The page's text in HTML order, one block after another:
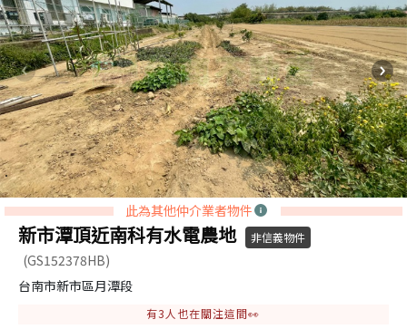
此為其他仲介業者物件
新市潭頂近南科有水電農地 非信義物件
(GS152378HB)
台南市新市區月潭段
有3 人也在關注這間👀